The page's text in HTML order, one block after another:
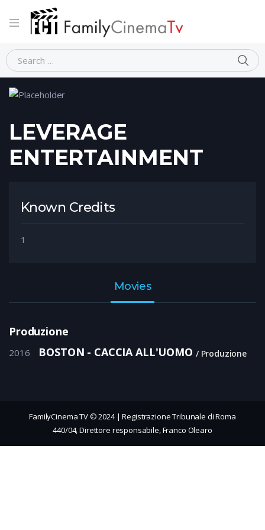
Home Person LEVERAGE ENTERTAINMENT
LEVERAGE
ENTERTAINMENT
Known Credits
1
Movies
Produzione
2016 BOSTON - CACCIA ALL'UOMO Produzione
FamilyCinema TV © 2024 | Registrazione Tribunale di Roma
440/04, Direttore responsabile, Franco Olearo